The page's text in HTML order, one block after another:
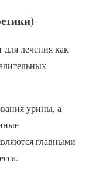
лечения как
урины, а
главными